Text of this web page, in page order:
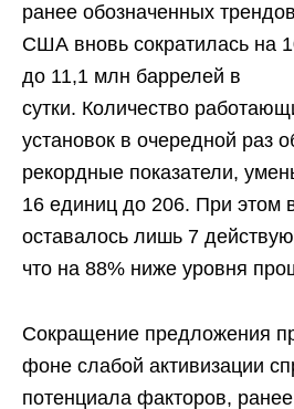
ранее обозначенных
США вновь сократилась на
до 11,1 млн баррелей в
сутки. Количество
установок в очередной раз
рекордные показатели,
16 единиц до 206. При этом
оставалось лишь 7
что на 88% ниже уровня
Сокращение предложения
фоне слабой активизации
потенциала факторов,